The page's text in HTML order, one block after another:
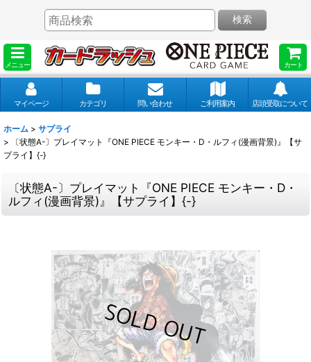
メニュー カート
検索
マイページ カテゴリ 問い合わせ ご利用案内 店頭受取について
ホーム > サプライ
>
〔状態A-〕プレイマット『ONE PIECE モンキー・D・ルフィ(漫画背景)』【サ
プライ】{-}
〔状態A-〕プレイマット『ONE PIECE モンキー・D・
ルフィ(漫画背景)』【サプライ】{-}